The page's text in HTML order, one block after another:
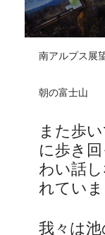
南アルプス展
朝の富士山
また歩
に歩き
わい話
れてい
我々は